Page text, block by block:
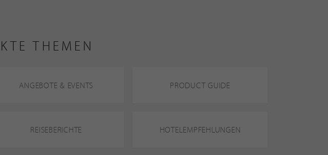
THEMEN
ANGEBOTE & EVENTS PRODUCT GUIDE
REISEBERICHTE HOTELEMPFEHLUNGEN